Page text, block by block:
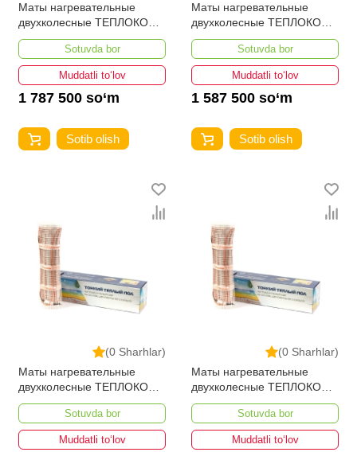
Маты нагревательные
двухколесные ТЕПЛОКОМ
МНД-9,0-1440 ВТ
Sotuvda bor
Muddatli to‘lov
1 787 500 so‘m
Sotib olish
Маты нагревательные
двухколесные ТЕПЛОКОМ
МНД-8,0-1280 ВТ
Sotuvda bor
Muddatli to‘lov
1 587 500 so‘m
Sotib olish
(0 Sharhlar)
Маты нагревательные
двухколесные ТЕПЛОКОМ
МНД-7,0-1120 ВТ
Sotuvda bor
Muddatli to‘lov
(0 Sharhlar)
Маты нагревательные
двухколесные ТЕПЛОКОМ
МНД-6,0-960 ВТ
Sotuvda bor
Muddatli to‘lov